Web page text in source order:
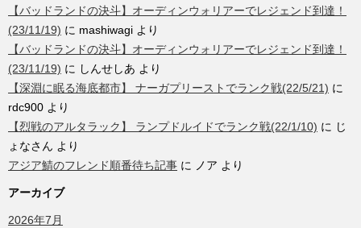
【バッドランドの決斗】オーディンウォリアーでレジェンド到達！
(23/11/19) に mashiwagi より
【バッドランドの決斗】オーディンウォリアーでレジェンド到達！
(23/11/19) に しんせしあ より
【深淵に眠る海底都市】 ナーガプリーストでランク戦(22/5/21) に
rdc900 より
【烈戦のアルタラック】 ランプドルイドでランク戦(22/1/10) に じ
ょなさん より
アジア鯖のフレンド順番待ち記事 に ノア より
アーカイブ
2026年7月